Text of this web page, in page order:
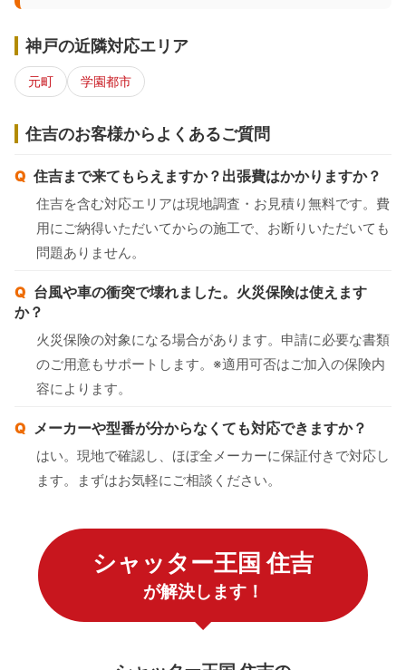
神戸の近隣対応エリア
元町 学園都市
住吉のお客様からよくあるご質問
住吉まで来てもらえますか？出張費はかかりますか？
住吉を含む対応エリアは現地調査・お見積り無料です。費
用にご納得いただいてからの施工で、お断りいただいても
問題ありません。
台風や車の衝突で壊れました。火災保険は使えます
か？
火災保険の対象になる場合があります。申請に必要な書類
のご用意もサポートします。※適用可否はご加入の保険内
容によります。
メーカーや型番が分からなくても対応できますか？
はい。現地で確認し、ほぼ全メーカーに保証付きで対応し
ます。まずはお気軽にご相談ください。
シャッター王国 住吉
が解決します！